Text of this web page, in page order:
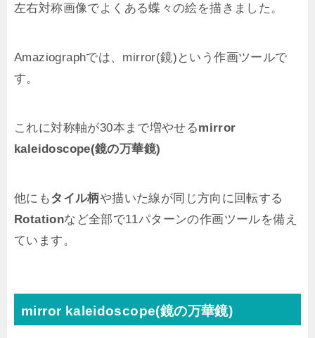
左右対称画像でよくある蝶々の絵を描きました。
Amaziographでは、mirror(鏡)という作画ツールで
す。
これに対称軸が30本まで増やせるmirror
kaleidoscope(鏡の万華鏡)
他にもタイル柄や描いた線が同じ方向に回転する
Rotationなど全部で11パターンの作画ツールを備え
ています。
mirror kaleidoscope(鏡の万華鏡)